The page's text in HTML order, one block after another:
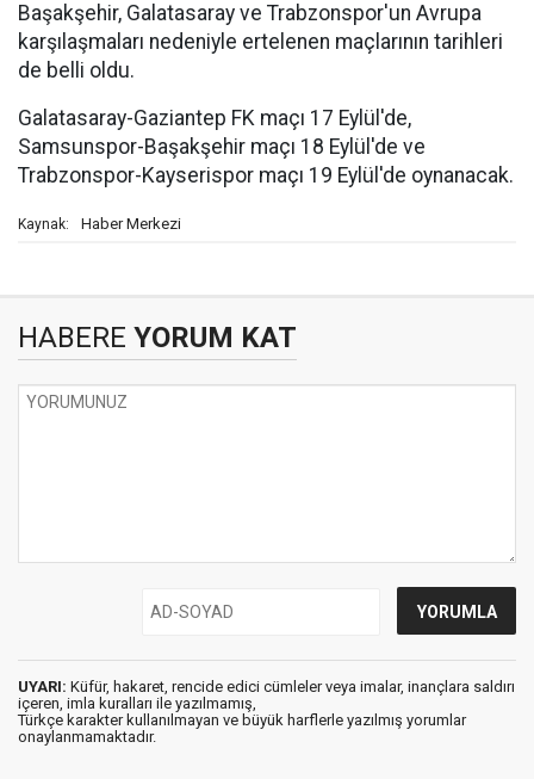
Başakşehir, Galatasaray ve Trabzonspor'un Avrupa
karşılaşmaları nedeniyle ertelenen maçlarının tarihleri
de belli oldu.
Galatasaray-Gaziantep FK maçı 17 Eylül'de,
Samsunspor-Başakşehir maçı 18 Eylül'de ve
Trabzonspor-Kayserispor maçı 19 Eylül'de oynanacak.
Kaynak: Haber Merkezi
HABERE YORUM KAT
UYARI: Küfür, hakaret, rencide edici cümleler veya imalar, inançlara saldırı
içeren, imla kuralları ile yazılmamış,
Türkçe karakter kullanılmayan ve büyük harflerle yazılmış yorumlar
onaylanmamaktadır.